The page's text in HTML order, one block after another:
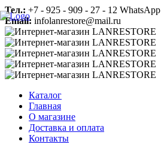
Тел.: +7 - 925 - 909 - 27 - 12 WhatsApp
Email: infolanrestore@mail.ru
Каталог
Главная
О магазине
Доставка и оплата
Контакты